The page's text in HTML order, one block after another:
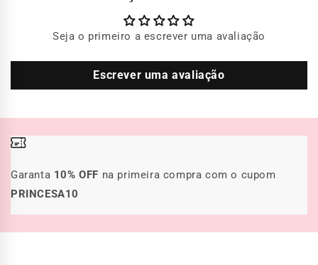
Seja o primeiro a escrever uma avaliação
Escrever uma avaliação
Garanta 10% OFF na primeira compra com o cupom
PRINCESA10